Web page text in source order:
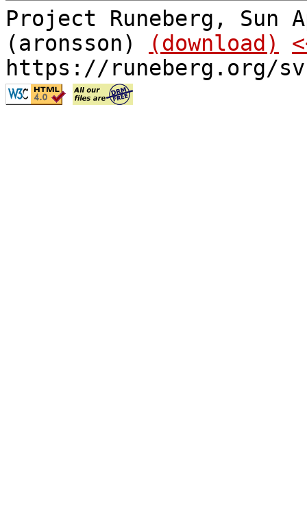
Project Runeberg, Sun
(aronsson)
(download)
https://runeberg.org/